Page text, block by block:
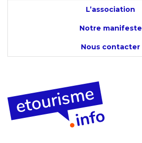
L’association
Notre manifeste
Nous contacter